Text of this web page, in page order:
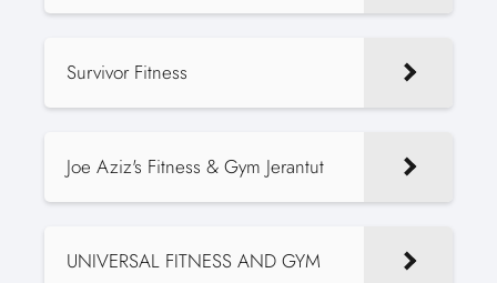
Survivor Fitness
Joe Aziz's Fitness & Gym Jerantut
UNIVERSAL FITNESS AND GYM